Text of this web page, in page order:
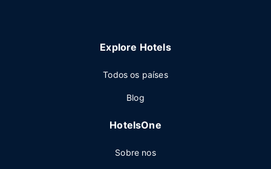
Explore Hotels
Todos os países
Blog
HotelsOne
Sobre nos